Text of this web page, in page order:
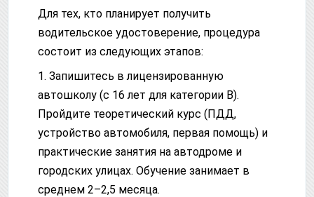
Для тех, кто планирует получить
водительское удостоверение, процедура
состоит из следующих этапов:
1. Запишитесь в лицензированную
автошколу (с 16 лет для категории B).
Пройдите теоретический курс (ПДД,
устройство автомобиля, первая помощь) и
практические занятия на автодроме и
городских улицах. Обучение занимает в
среднем 2–2,5 месяца.